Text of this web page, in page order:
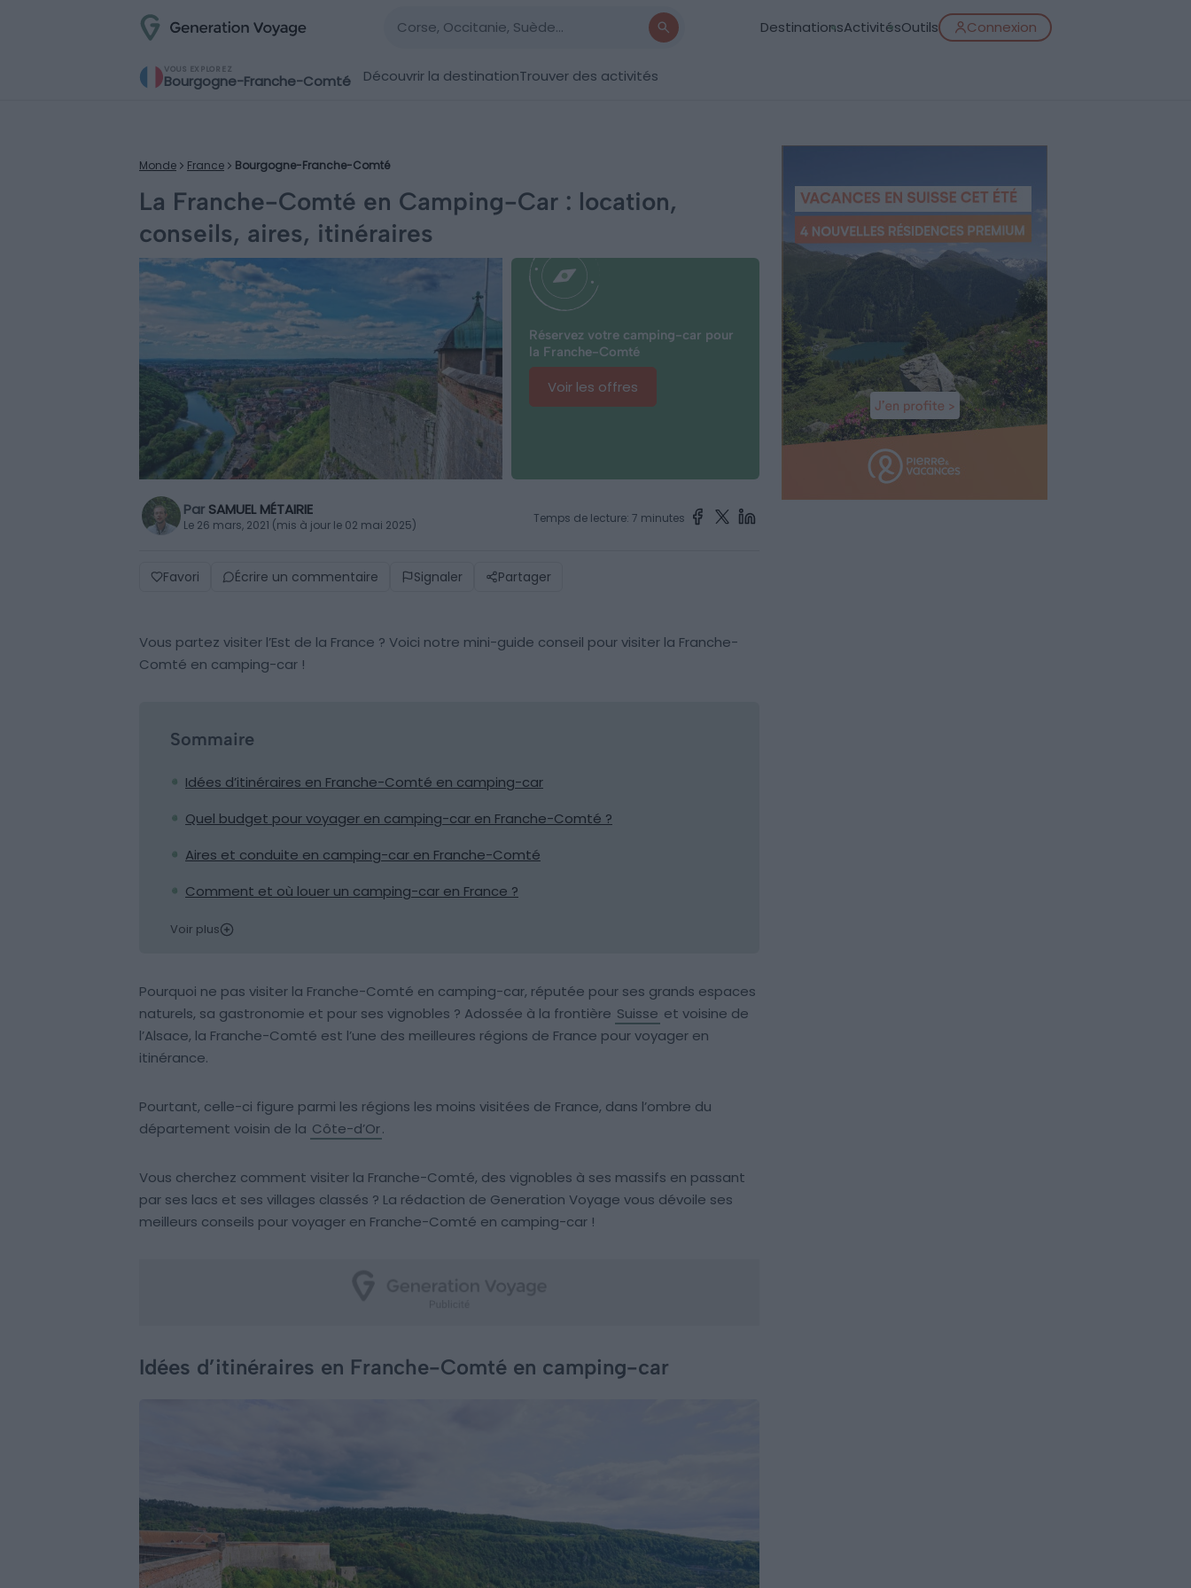
DestinationsActivitésOutils Connexion
VOUS EXPLOREZ
Bourgogne-Franche-Comté Découvrir la destinationTrouver des activités
Monde France Bourgogne-Franche-Comté
La Franche-Comté en Camping-Car : location,
conseils, aires, itinéraires
Réservez votre camping-car pour
la Franche-Comté
Voir les offres
Par SAMUEL MÉTAIRIE
Le 26 mars, 2021 (mis à jour le 02 mai 2025) Temps de lecture: 7 minutes
Favori Écrire un commentaire Signaler Partager
Vous partez visiter l’Est de la France ? Voici notre mini-guide conseil pour visiter la Franche-
Comté en camping-car !
Sommaire
Idées d’itinéraires en Franche-Comté en camping-car
Quel budget pour voyager en camping-car en Franche-Comté ?
Aires et conduite en camping-car en Franche-Comté
Comment et où louer un camping-car en France ?
Voir plus
Pourquoi ne pas visiter la Franche-Comté en camping-car, réputée pour ses grands espaces
naturels, sa gastronomie et pour ses vignobles ? Adossée à la frontière Suisse et voisine de
l’Alsace, la Franche-Comté est l’une des meilleures régions de France pour voyager en
itinérance.
Pourtant, celle-ci figure parmi les régions les moins visitées de France, dans l’ombre du
département voisin de la Côte-d’Or.
Vous cherchez comment visiter la Franche-Comté, des vignobles à ses massifs en passant
par ses lacs et ses villages classés ? La rédaction de Generation Voyage vous dévoile ses
meilleurs conseils pour voyager en Franche-Comté en camping-car !
Idées d’itinéraires en Franche-Comté en camping-car